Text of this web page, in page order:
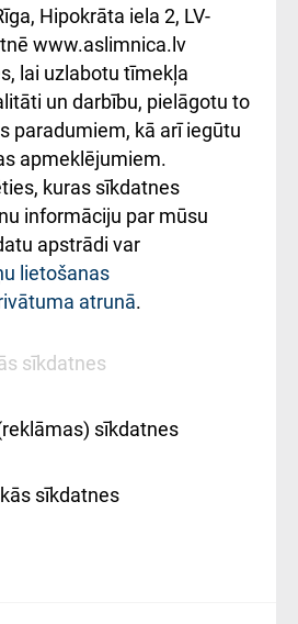
Україною
Hipokrāta iela 2, LV-
www.aslimnica.lv
lai uzlabotu tīmekļa
un darbību, pielāgotu to
paradumiem, kā arī iegūtu
apmeklējumiem.
kuras sīkdatnes
informāciju par mūsu
apstrādi var
lietošanas
atrunā.
sīkdatnes
sīkdatnes
sīkdatnes